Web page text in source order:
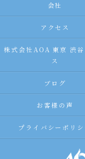
会社
アクセス
株式会社AOA 東京 渋谷
ス
ブログ
お客様の声
プライバシーポリシ